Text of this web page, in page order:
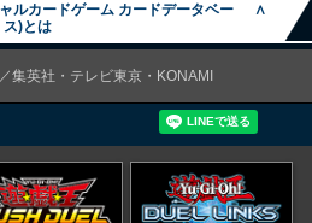
ルカードゲーム カードデータベー
ス)とは
∧
集英社・テレビ東京・KONAMI